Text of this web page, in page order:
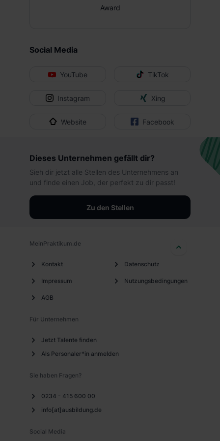
Gesundheitliche Maßnahmen
Mitarbeiterticket
Award
Social Media
YouTube TikTok
Instagram Xing
Website Facebook
Dieses Unternehmen gefällt dir?
Sieh dir jetzt alle Stellen des Unternehmens an
und finde einen Job, der perfekt zu dir passt!
Zu den Stellen
MeinPraktikum.de
Kontakt
Impressum
AGB
Datenschutz
Nutzungsbedingungen
Für Unternehmen
Jetzt Talente finden
Als Personaler*in anmelden
Sie haben Fragen?
0234 - 415 600 00
info[at]ausbildung.de
Social Media